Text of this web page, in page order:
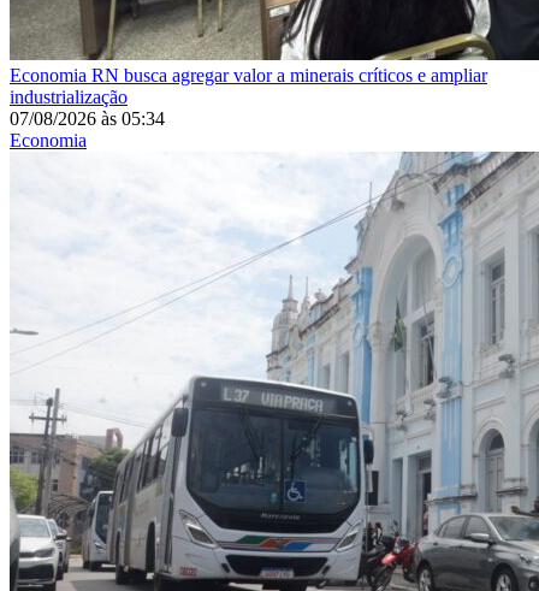
Economia RN busca agregar valor a minerais críticos e ampliar
industrialização
07/08/2026 às 05:34
Economia